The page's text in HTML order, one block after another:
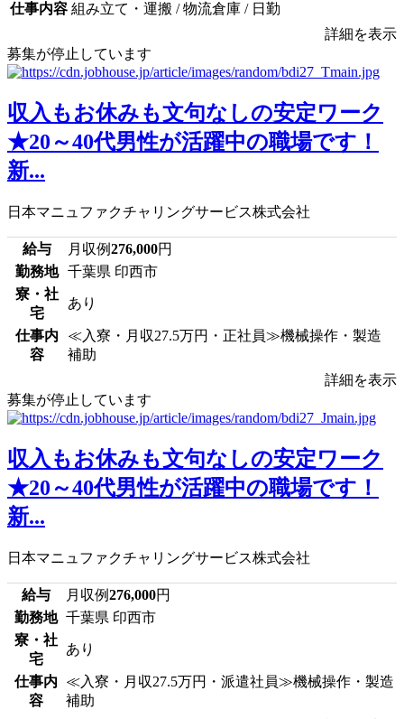
仕事内容 組み立て・運搬 / 物流倉庫 / 日勤
詳細を表示
募集が停止しています
収入もお休みも文句なしの安定ワーク
★20～40代男性が活躍中の職場です！
新...
日本マニュファクチャリングサービス株式会社
給与 月収例276,000円
勤務地 千葉県 印西市
寮・社
宅
あり
仕事内
容
≪入寮・月収27.5万円・正社員≫機械操作・製造
補助
詳細を表示
募集が停止しています
収入もお休みも文句なしの安定ワーク
★20～40代男性が活躍中の職場です！
新...
日本マニュファクチャリングサービス株式会社
給与 月収例276,000円
勤務地 千葉県 印西市
寮・社
宅
あり
仕事内
容
≪入寮・月収27.5万円・派遣社員≫機械操作・製造
補助